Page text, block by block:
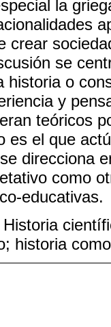
la
crear
se
historia o
y
teóricos
es el que
direcciona
como
educativas.
Historia
historia